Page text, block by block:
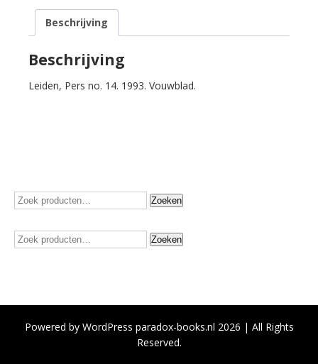
no.
aantal
Beschrijving
Beschrijving
Leiden, Pers no. 14. 1993. Vouwblad.
Zoeken
Zoeken
Zoeken
Zoeken
Powered by WordPress paradox-books.nl 2026 | All Rights
Reserved.